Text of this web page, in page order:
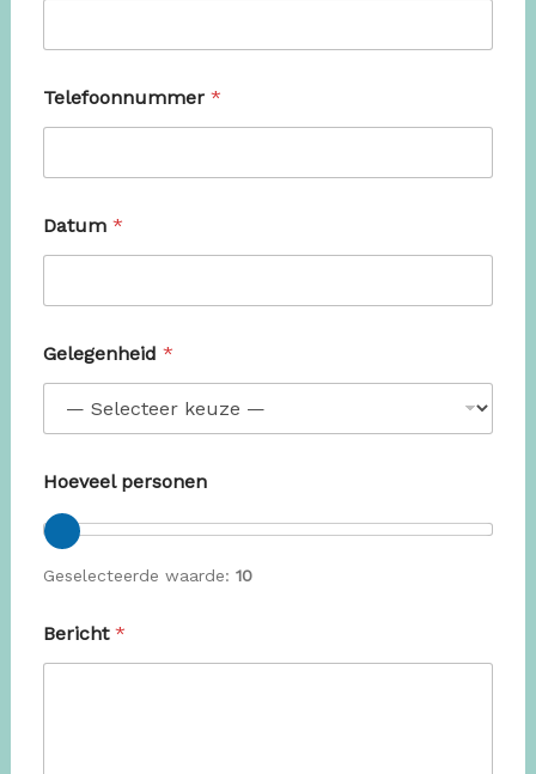
g
n
h
e
d
D
Telefoonnummer *
Datum *
Gelegenheid *
Hoeveel personen
Geselecteerde waarde: 10
Bericht *